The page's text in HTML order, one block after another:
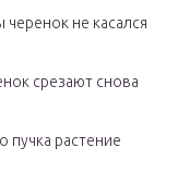
черенок не касался
срезают снова
пучка растение